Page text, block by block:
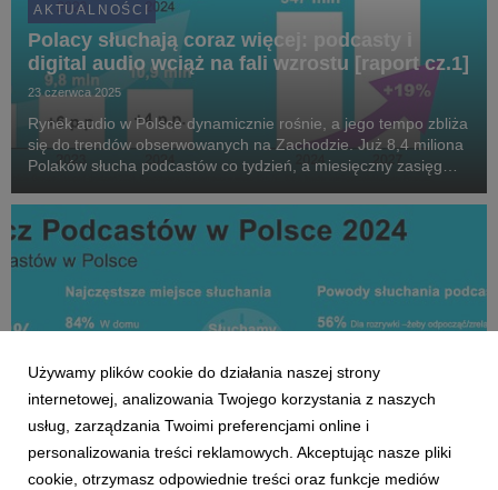
AKTUALNOŚCI
Polacy słuchają coraz więcej: podcasty i
digital audio wciąż na fali wzrostu [raport cz.1]
23 czerwca 2025
Rynek audio w Polsce dynamicznie rośnie, a jego tempo zbliża
się do trendów obserwowanych na Zachodzie. Już 8,4 miliona
Polaków słucha podcastów co tydzień, a miesięczny zasięg
„Słuchacz podcastów w Polsce” przyg...
AKTUALNOŚCI
Używamy plików cookie do działania naszej strony
internetowej, analizowania Twojego korzystania z naszych
usług, zarządzania Twoimi preferencjami online i
personalizowania treści reklamowych. Akceptując nasze pliki
cookie, otrzymasz odpowiednie treści oraz funkcje mediów